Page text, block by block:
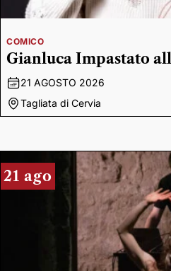
COMICO
Gianluca Impastato
21 AGOSTO 2026
Tagliata di Cervia
21 ago